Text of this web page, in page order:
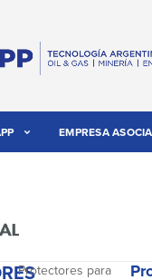
EMPRESA
Protectores para